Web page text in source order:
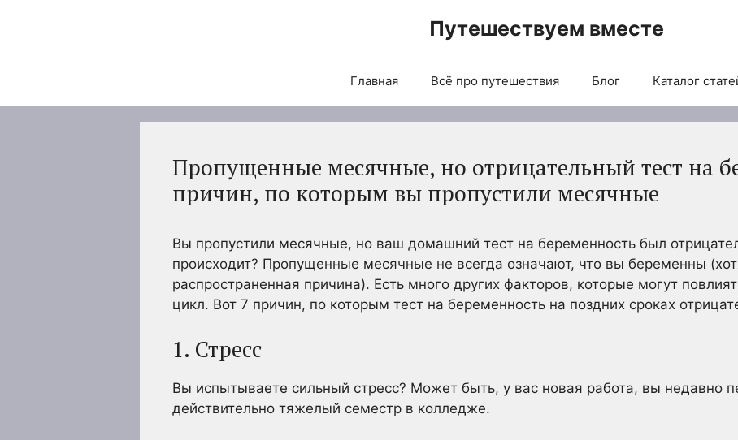
Путешествуем вместе
Главная Всё про путешествия Блог Каталог
Пропущенные месячные, но отрицательный тест на
причин, по которым вы пропустили месячные
Вы пропустили месячные, но ваш домашний тест на беременность был
происходит? Пропущенные месячные не всегда означают, что вы беременны
распространенная причина). Есть много других факторов, которые могут
цикл. Вот 7 причин, по которым тест на беременность на поздних сроках
1. Стресс
Вы испытываете сильный стресс? Может быть, у вас новая работа, вы недавно
действительно тяжелый семестр в колледже.